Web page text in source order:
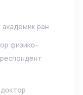
академик ран
физико-
доктор